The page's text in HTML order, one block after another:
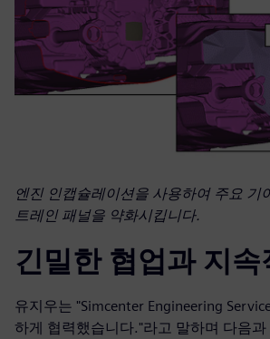
엔진 인캡슐레이션을 사용하여 주요 기
트레인 패널을 약화시킵니다.
긴밀한 협업과 지속
유지우는 "Simcenter Engineering
하게 협력했습니다."라고 말하며 다음